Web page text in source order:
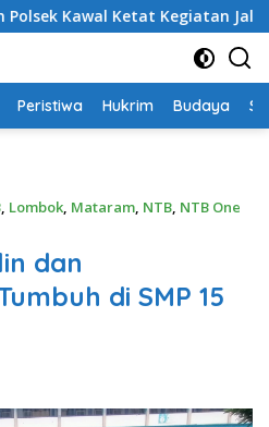
Kawal Ketat Kegiatan Jalan
Peristiwa Hukrim Budaya
, Lombok, Mataram, NTB, NTB One
dan
di SMP 15